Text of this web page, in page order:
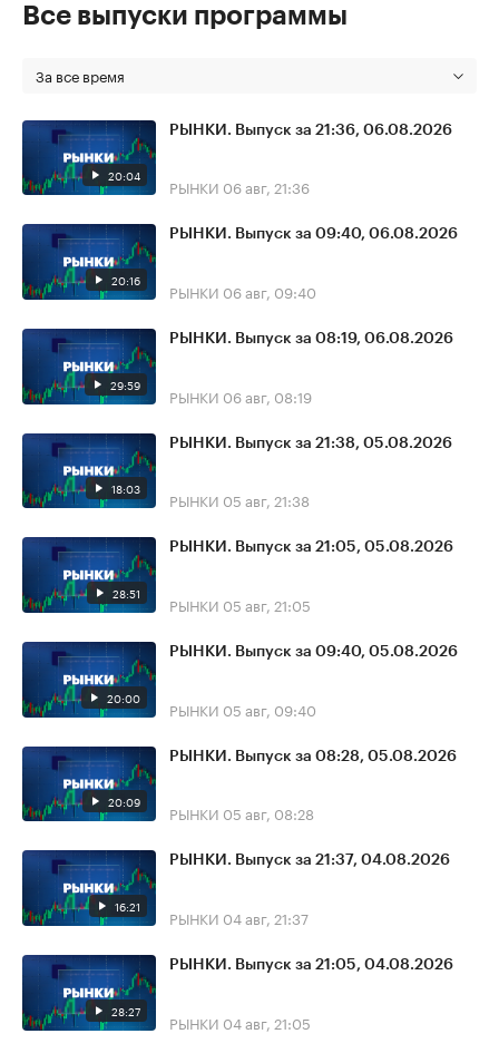
Все выпуски программы
За все время
20:04
РЫНКИ. Выпуск за 21:36, 06.08.2026
РЫНКИ 06 авг, 21:36
20:16
РЫНКИ. Выпуск за 09:40, 06.08.2026
РЫНКИ 06 авг, 09:40
29:59
РЫНКИ. Выпуск за 08:19, 06.08.2026
РЫНКИ 06 авг, 08:19
18:03
РЫНКИ. Выпуск за 21:38, 05.08.2026
РЫНКИ 05 авг, 21:38
28:51
РЫНКИ. Выпуск за 21:05, 05.08.2026
РЫНКИ 05 авг, 21:05
20:00
РЫНКИ. Выпуск за 09:40, 05.08.2026
РЫНКИ 05 авг, 09:40
20:09
РЫНКИ. Выпуск за 08:28, 05.08.2026
РЫНКИ 05 авг, 08:28
16:21
РЫНКИ. Выпуск за 21:37, 04.08.2026
РЫНКИ 04 авг, 21:37
28:27
РЫНКИ. Выпуск за 21:05, 04.08.2026
РЫНКИ 04 авг, 21:05